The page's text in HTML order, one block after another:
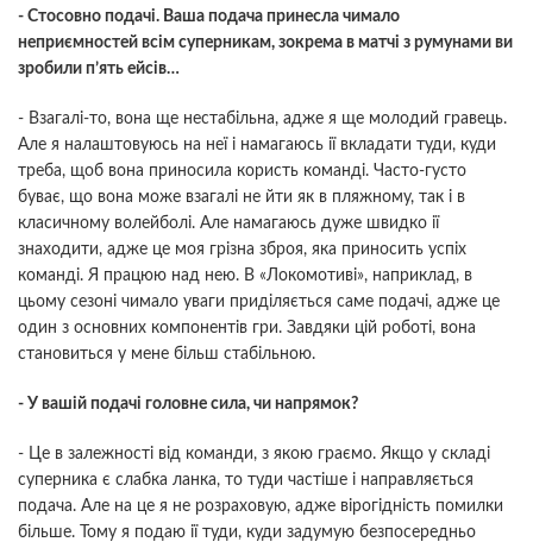
- Стосовно подачі. Ваша подача принесла чимало
неприємностей всім суперникам, зокрема в матчі з румунами ви
зробили п’ять ейсів…
- Взагалі-то, вона ще нестабільна, адже я ще молодий гравець.
Але я налаштовуюсь на неї і намагаюсь ії вкладати туди, куди
треба, щоб вона приносила користь команді. Часто-густо
буває, що вона може взагалі не йти як в пляжному, так і в
класичному волейболі. Але намагаюсь дуже швидко ії
знаходити, адже це моя грізна зброя, яка приносить успіх
команді. Я працюю над нею. В «Локомотиві», наприклад, в
цьому сезоні чимало уваги приділяється саме подачі, адже це
один з основних компонентів гри. Завдяки цій роботі, вона
становиться у мене більш стабільною.
- У вашій подачі головне сила, чи напрямок?
- Це в залежності від команди, з якою граємо. Якщо у складі
суперника є слабка ланка, то туди частіше і направляється
подача. Але на це я не розраховую, адже вірогідність помилки
більше. Тому я подаю ії туди, куди задумую безпосередньо